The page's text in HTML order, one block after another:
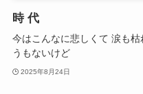
時 代
今はこんなに悲しくて 涙も
うもないけど
2025年8月24日